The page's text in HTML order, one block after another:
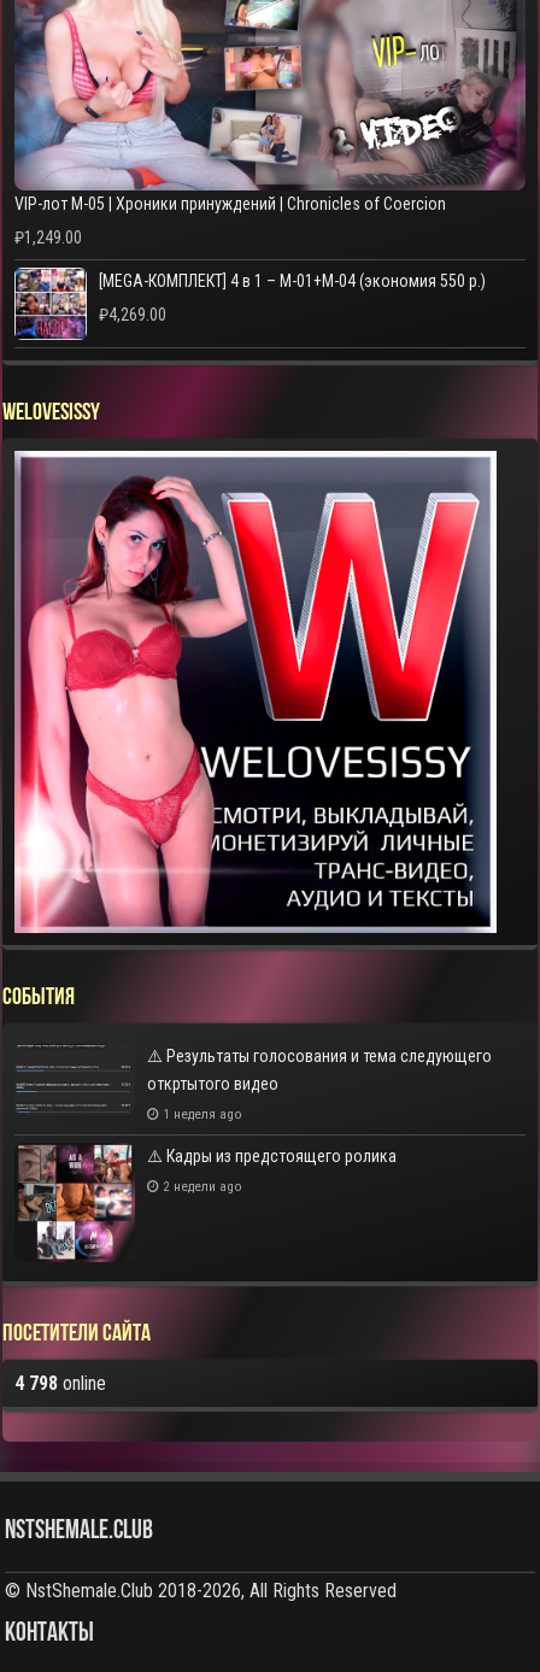
VIP-лот M-05 | Хроники принуждений | Chronicles of Coercion
₽1,249.00
[MEGA-КОМПЛЕКТ] 4 в 1 – M-01+M-04 (экономия 550 р.)
₽4,269.00
WELOVESISSY
СОБЫТИЯ
⚠️ Результаты голосования и тема следующего
откртытого видео
1 неделя ago
⚠️ Кадры из предстоящего ролика
2 недели ago
Посетители сайта
4 798 online
NstShemale.Club
© NstShemale.Club 2018-2026, All Rights Reserved
КОНТАКТЫ